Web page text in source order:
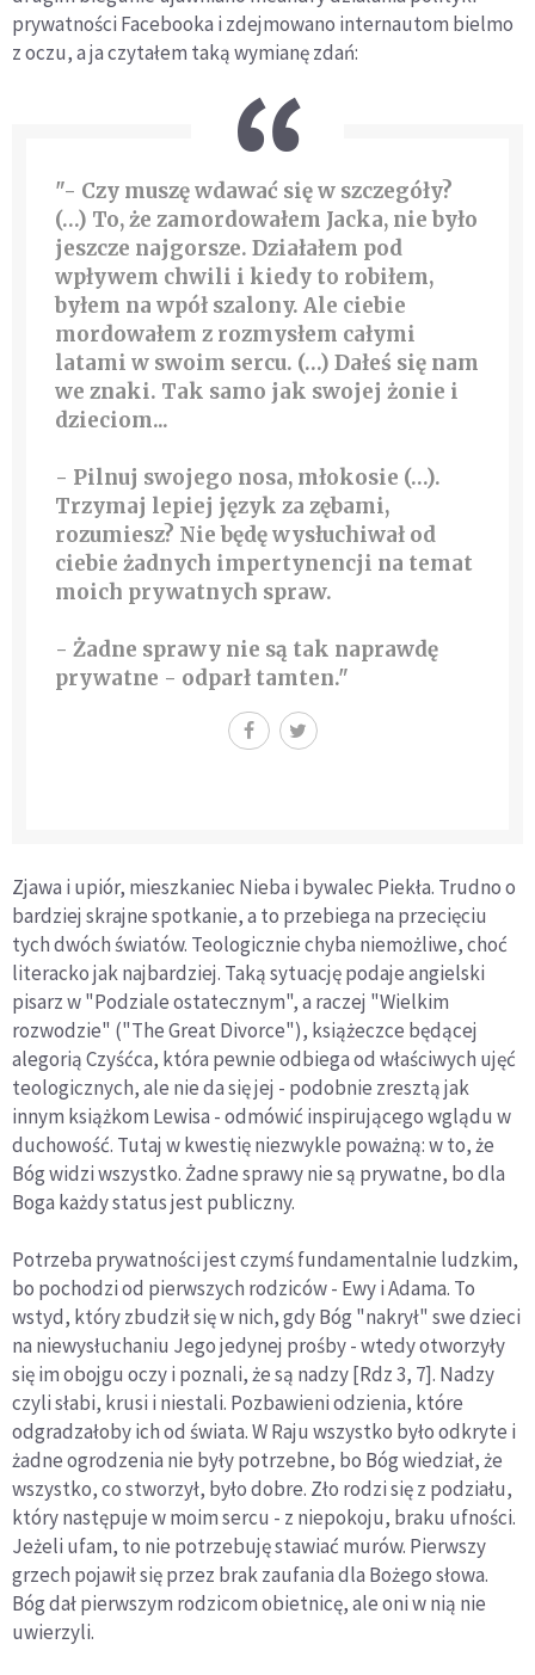
prywatności Facebooka i zdejmowano internautom bielmo
z oczu, a ja czytałem taką wymianę zdań:
"- Czy muszę wdawać się w szczegóły?
(…) To, że zamordowałem Jacka, nie było
jeszcze najgorsze. Działałem pod
wpływem chwili i kiedy to robiłem,
byłem na wpół szalony. Ale ciebie
mordowałem z rozmysłem całymi
latami w swoim sercu. (…) Dałeś się nam
we znaki. Tak samo jak swojej żonie i
dzieciom...
- Pilnuj swojego nosa, młokosie (…).
Trzymaj lepiej język za zębami,
rozumiesz? Nie będę wysłuchiwał od
ciebie żadnych impertynencji na temat
moich prywatnych spraw.
- Żadne sprawy nie są tak naprawdę
prywatne - odparł tamten."
Zjawa i upiór, mieszkaniec Nieba i bywalec Piekła. Trudno o
bardziej skrajne spotkanie, a to przebiega na przecięciu
tych dwóch światów. Teologicznie chyba niemożliwe, choć
literacko jak najbardziej. Taką sytuację podaje angielski
pisarz w "Podziale ostatecznym", a raczej "Wielkim
rozwodzie" ("The Great Divorce"), książeczce będącej
alegorią Czyśćca, która pewnie odbiega od właściwych ujęć
teologicznych, ale nie da się jej - podobnie zresztą jak
innym książkom Lewisa - odmówić inspirującego wglądu w
duchowość. Tutaj w kwestię niezwykle poważną: w to, że
Bóg widzi wszystko. Żadne sprawy nie są prywatne, bo dla
Boga każdy status jest publiczny.
Potrzeba prywatności jest czymś fundamentalnie ludzkim,
bo pochodzi od pierwszych rodziców - Ewy i Adama. To
wstyd, który zbudził się w nich, gdy Bóg "nakrył" swe dzieci
na niewysłuchaniu Jego jedynej prośby - wtedy otworzyły
się im obojgu oczy i poznali, że są nadzy [Rdz 3, 7]. Nadzy
czyli słabi, krusi i niestali. Pozbawieni odzienia, które
odgradzałoby ich od świata. W Raju wszystko było odkryte i
żadne ogrodzenia nie były potrzebne, bo Bóg wiedział, że
wszystko, co stworzył, było dobre. Zło rodzi się z podziału,
który następuje w moim sercu - z niepokoju, braku ufności.
Jeżeli ufam, to nie potrzebuję stawiać murów. Pierwszy
grzech pojawił się przez brak zaufania dla Bożego słowa.
Bóg dał pierwszym rodzicom obietnicę, ale oni w nią nie
uwierzyli.